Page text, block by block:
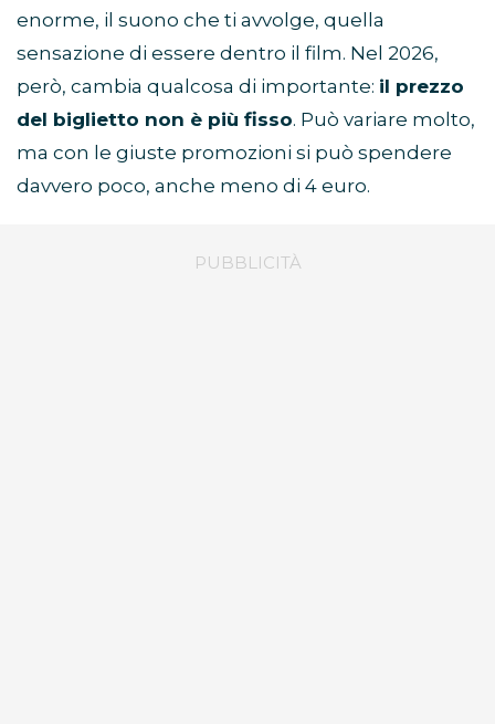
enorme, il suono che ti avvolge, quella
sensazione di essere dentro il film. Nel 2026,
però, cambia qualcosa di importante: il prezzo
del biglietto non è più fisso. Può variare molto,
ma con le giuste promozioni si può spendere
davvero poco, anche meno di 4 euro.